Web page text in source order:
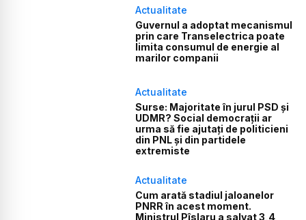
Actualitate
Guvernul a adoptat mecanismul
prin care Transelectrica poate
limita consumul de energie al
marilor companii
Actualitate
Surse: Majoritate în jurul PSD și
UDMR? Social democrații ar
urma să fie ajutați de politicieni
din PNL și din partidele
extremiste
Actualitate
Cum arată stadiul jaloanelor
PNRR în acest moment.
Ministrul Pîslaru a salvat 3,4